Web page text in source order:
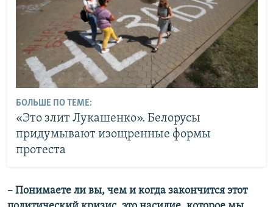
БОЛЬШЕ ПО ТЕМЕ:
«Это злит Лукашенко». Белорусы
придумывают изощренные формы
протеста
– Понимаете ли вы, чем и когда закончится этот